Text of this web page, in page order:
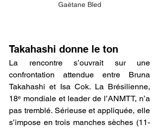
Gaëtane Bled
Takahashi donne le ton
La rencontre s’ouvrait sur une
confrontation attendue entre Bruna
Takahashi et Isa Cok. La Brésilienne,
18ᵉ mondiale et leader de l’ANMTT, n’a
pas tremblé. Sérieuse et appliquée, elle
s’impose en trois manches sèches (11-